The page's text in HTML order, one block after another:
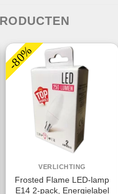
-80%
VERLICHTING
Frosted Flame LED-lamp
E14 2-pack, Energielabel